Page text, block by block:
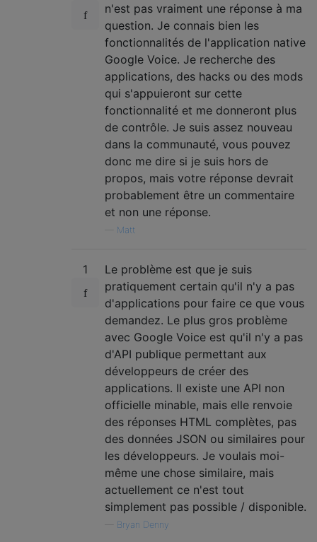
n'est pas vraiment une réponse à ma
question. Je connais bien les
fonctionnalités de l'application native
Google Voice. Je recherche des
applications, des hacks ou des mods
qui s'appuieront sur cette
fonctionnalité et me donneront plus
de contrôle. Je suis assez nouveau
dans la communauté, vous pouvez
donc me dire si je suis hors de
propos, mais votre réponse devrait
probablement être un commentaire
et non une réponse.
Matt
1
Le problème est que je suis
pratiquement certain qu'il n'y a pas
d'applications pour faire ce que vous
demandez. Le plus gros problème
avec Google Voice est qu'il n'y a pas
d'API publique permettant aux
développeurs de créer des
applications. Il existe une API non
officielle minable, mais elle renvoie
des réponses HTML complètes, pas
des données JSON ou similaires pour
les développeurs. Je voulais moi-
même une chose similaire, mais
actuellement ce n'est tout
simplement pas possible / disponible.
Bryan Denny